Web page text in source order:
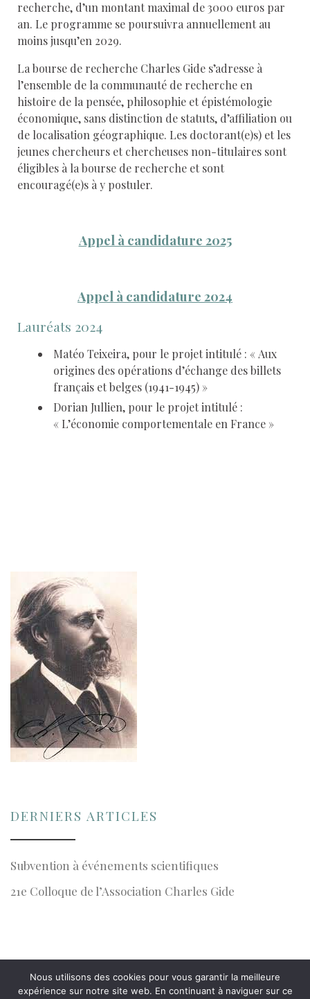
recherche, d’un montant maximal de 3000 euros par
an. Le programme se poursuivra annuellement au
moins jusqu’en 2029.
La bourse de recherche Charles Gide s’adresse à
l’ensemble de la communauté de recherche en
histoire de la pensée, philosophie et épistémologie
économique, sans distinction de statuts, d’affiliation ou
de localisation géographique. Les doctorant(e)s) et les
jeunes chercheurs et chercheuses non-titulaires sont
éligibles à la bourse de recherche et sont
encouragé(e)s à y postuler.
Appel à candidature 2025
Appel à candidature 2024
Lauréats 2024
Matéo Teixeira, pour le projet intitulé : « Aux
origines des opérations d’échange des billets
français et belges (1941-1945) »
Dorian Jullien, pour le projet intitulé :
« L’économie comportementale en France »
DERNIERS ARTICLES
Subvention à événements scientifiques
21e Colloque de l’Association Charles Gide
© 2026 · Association Charles Gide
Nous utilisons des cookies pour vous garantir la meilleure
expérience sur notre site web. En continuant à naviguer sur ce